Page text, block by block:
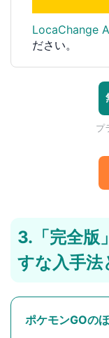
LocaChange
ださい。
3.「完全版
すな入手法
ポケモンGOの